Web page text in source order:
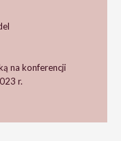
na konferencji
r.